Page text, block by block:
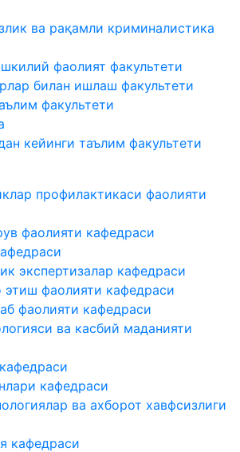
ва рақамли криминалистика
фаолият факультети
билан ишлаш факультети
факультети
кейинги таълим факультети
профилактикаси фаолияти
фаолияти кафедраси
экспертизалар кафедраси
фаолияти кафедраси
фаолияти кафедраси
ва касбий маданияти
кафедраси
ва ахборот хавфсизлиги
кафедраси